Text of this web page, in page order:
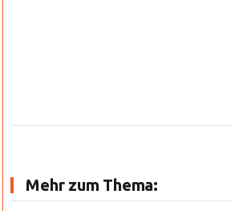
Mehr zum Thema: